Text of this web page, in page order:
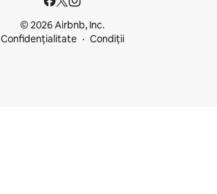
© 2026 Airbnb, Inc.
Confidențialitate
Condiții